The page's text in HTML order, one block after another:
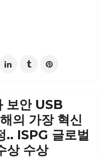
보안 USB
의 가장 혁신
.. ISPG 글로벌
상 수상